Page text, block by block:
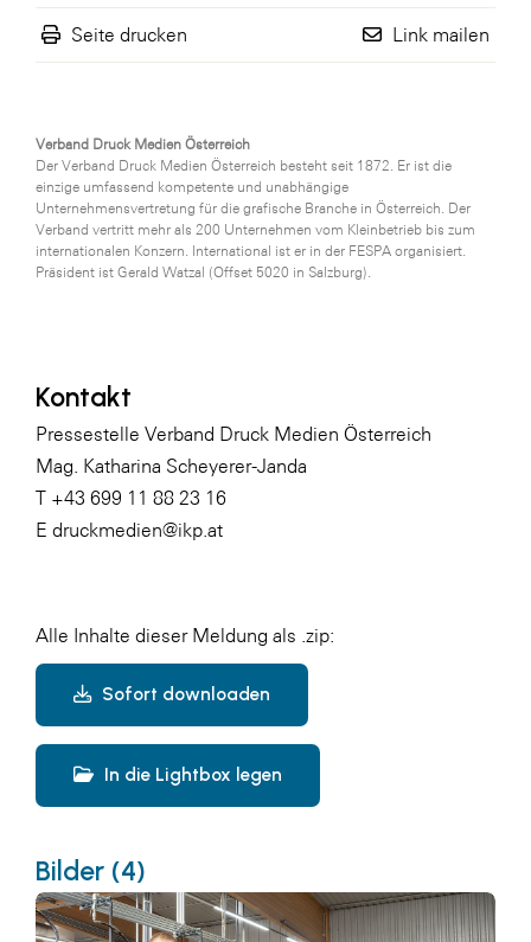
Seite drucken Link mailen
Verband Druck Medien Österreich
Der Verband Druck Medien Österreich besteht seit 1872. Er ist die
einzige umfassend kompetente und unabhängige
Unternehmensvertretung für die grafische Branche in Österreich. Der
Verband vertritt mehr als 200 Unternehmen vom Kleinbetrieb bis zum
internationalen Konzern. International ist er in der FESPA organisiert.
Präsident ist Gerald Watzal (Offset 5020 in Salzburg).
Kontakt
Pressestelle Verband Druck Medien Österreich
Mag. Katharina Scheyerer-Janda
T +43 699 11 88 23 16
E druckmedien@ikp.at
Alle Inhalte dieser Meldung als .zip:
Sofort downloaden
In die Lightbox legen
Bilder (4)